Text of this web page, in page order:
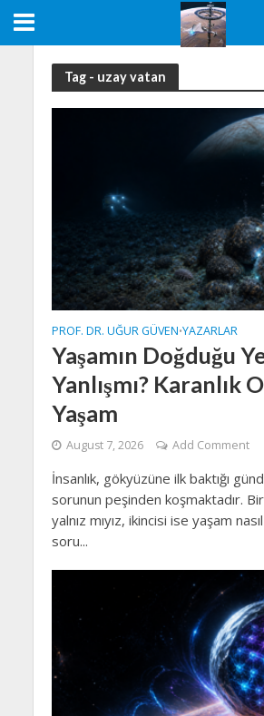
Tag - uzay vatan
PROF. DR. UĞUR GÜVEN•YAZARLAR
Yaşamın Doğduğu
Yanlışmı? Karanlık
Yaşam
August 7, 2026 Add Comment
İnsanlık, gökyüzüne ilk baktığı
sorunun peşinden koşmaktadır.
yalnız mıyız, ikincisi ise yaşam
soru...